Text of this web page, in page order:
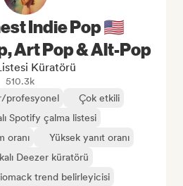
Indie Pop 🇺🇸
Art Pop & Alt-Pop
Küratörü
510.3k
profesyonel
Çok etkili
Spotify çalma listesi
oranı
Yüksek yanıt oranı
Deezer küratörü
trend belirleyicisi